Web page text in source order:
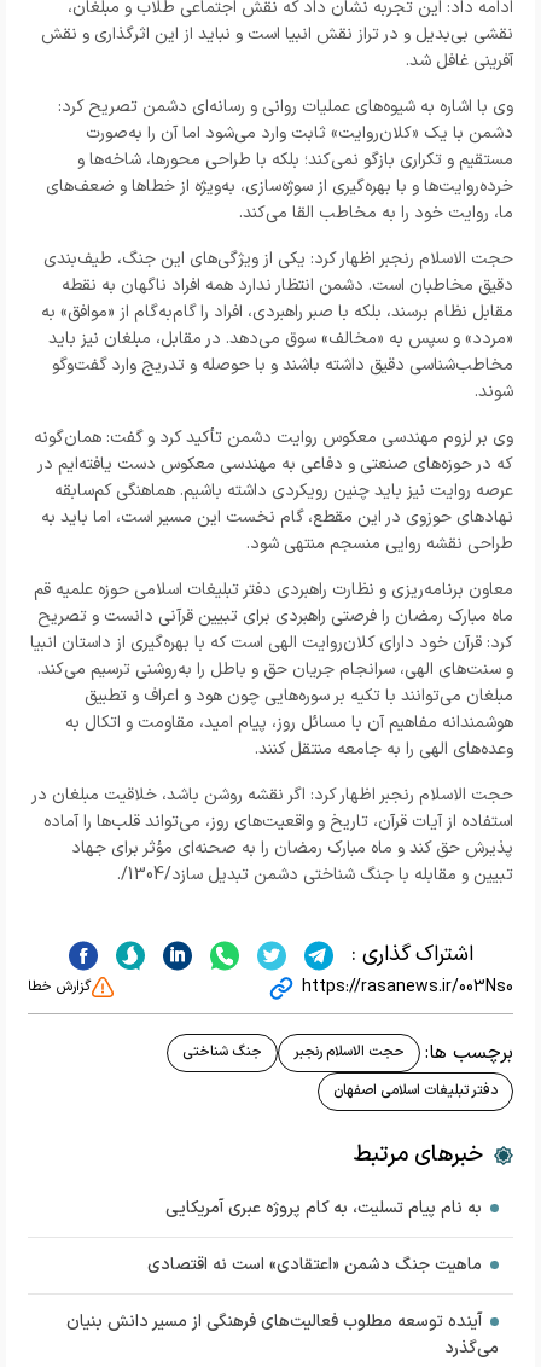
ادامه داد: این تجربه نشان داد که نقش اجتماعی طلاب و مبلغان،
نقشی بی‌بدیل و در تراز نقش انبیا است و نباید از این اثرگذاری و نقش
آفرینی غافل شد.
وی با اشاره به شیوه‌های عملیات روانی و رسانه‌ای دشمن تصریح کرد:
دشمن با یک «کلان‌روایت» ثابت وارد می‌شود اما آن را به‌صورت
مستقیم و تکراری بازگو نمی‌کند؛ بلکه با طراحی محورها، شاخه‌ها و
خرده‌روایت‌ها و با بهره‌گیری از سوژه‌سازی، به‌ویژه از خطاها و ضعف‌های
ما، روایت خود را به مخاطب القا می‌کند.
حجت الاسلام رنجبر اظهار کرد: یکی از ویژگی‌های این جنگ، طیف‌بندی
دقیق مخاطبان است. دشمن انتظار ندارد همه افراد ناگهان به نقطه
مقابل نظام برسند، بلکه با صبر راهبردی، افراد را گام‌به‌گام از «موافق» به
«مردد» و سپس به «مخالف» سوق می‌دهد. در مقابل، مبلغان نیز باید
مخاطب‌شناسی دقیق داشته باشند و با حوصله و تدریج وارد گفت‌وگو
شوند.
وی بر لزوم مهندسی معکوس روایت دشمن تأکید کرد و گفت: همان‌گونه
که در حوزه‌های صنعتی و دفاعی به مهندسی معکوس دست یافته‌ایم در
عرصه روایت نیز باید چنین رویکردی داشته باشیم. هماهنگی کم‌سابقه
نهادهای حوزوی در این مقطع، گام نخست این مسیر است، اما باید به
طراحی نقشه روایی منسجم منتهی شود.
معاون برنامه‌ریزی و نظارت راهبردی دفتر تبلیغات اسلامی حوزه علمیه قم
ماه مبارک رمضان را فرصتی راهبردی برای تبیین قرآنی دانست و تصریح
کرد: قرآن خود دارای کلان‌روایت الهی است که با بهره‌گیری از داستان انبیا
و سنت‌های الهی، سرانجام جریان حق و باطل را به‌روشنی ترسیم می‌کند.
مبلغان می‌توانند با تکیه بر سوره‌هایی چون هود و اعراف و تطبیق
هوشمندانه مفاهیم آن با مسائل روز، پیام امید، مقاومت و اتکال به
وعده‌های الهی را به جامعه منتقل کنند.
حجت الاسلام رنجبر اظهار کرد: اگر نقشه روشن باشد، خلاقیت مبلغان در
استفاده از آیات قرآن، تاریخ و واقعیت‌های روز، می‌تواند قلب‌ها را آماده
پذیرش حق کند و ماه مبارک رمضان را به صحنه‌ای مؤثر برای جهاد
تبیین و مقابله با جنگ شناختی دشمن تبدیل سازد./1304/
اشتراک گذاری :
https://rasanews.ir/003Ns0 گزارش خطا
برچسب ها: حجت الاسلام رنجبر
جنگ شناختی
دفتر تبلیغات اسلامی اصفهان
خبرهای مرتبط
به نام پیام تسلیت، به کام پروژه عبری آمریکایی
ماهیت جنگ دشمن «اعتقادی» است نه اقتصادی
آینده توسعه مطلوب فعالیت‌های فرهنگی از مسیر دانش بنیان
می‌گذرد